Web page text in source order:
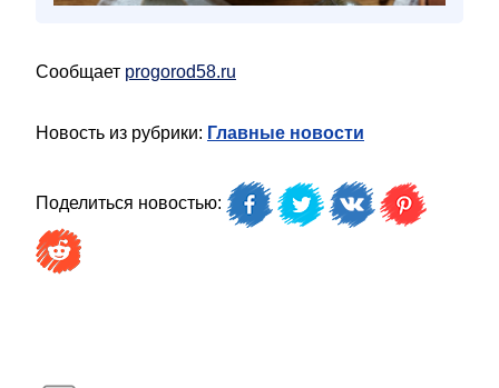
Сообщает progorod58.ru
Новость из рубрики: Главные новости
Поделиться новостью: